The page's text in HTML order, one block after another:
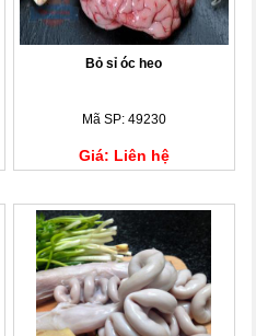
Bỏ sỉ óc heo
Mã SP: 49230
Giá: Liên hệ